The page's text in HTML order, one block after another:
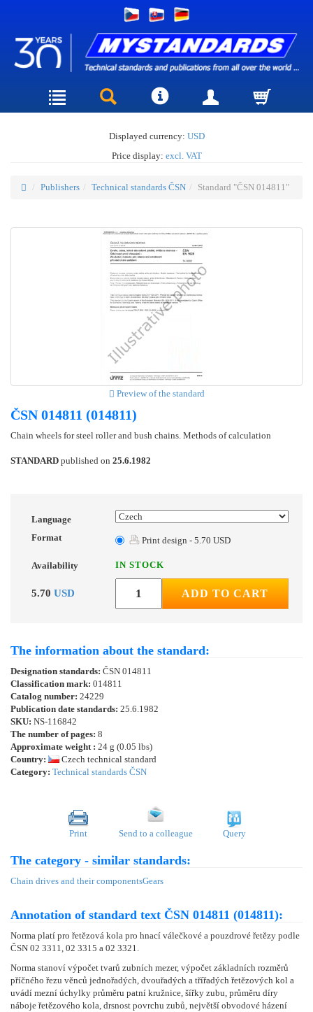
Displayed currency: USD
Price display: excl. VAT
Publishers Technical standards ČSN Standard "ČSN 014811"
Preview of the standard
ČSN 014811 (014811)
Chain wheels for steel roller and bush chains. Methods of calculation
STANDARD published on 25.6.1982
Language
Format
Print design - 5.70 USD
Availability IN STOCK
5.70 USD ADD TO CART
The information about the standard:
Designation standards: ČSN 014811
Classification mark: 014811
Catalog number: 24229
Publication date standards: 25.6.1982
SKU: NS-116842
The number of pages: 8
Approximate weight : 24 g (0.05 lbs)
Country:
Czech technical standard
Category: Technical standards ČSN
Print Send to a colleague Query
The category - similar standards:
Chain drives and their componentsGears
Annotation of standard text ČSN 014811 (014811):
Norma platí pro řetězová kola pro hnací válečkové a pouzdrové řetězy podle
ČSN 02 3311, 02 3315 a 02 3321.
Norma stanoví výpočet tvarů zubních mezer, výpočet základních rozměrů
příčného řezu věnců jednořadých, dvouřadých a třířadých řetězových kol a
uvádí mezní úchylky průměru patní kružnice, šířky zubu, průměru díry
náboje řetězového kola, drsnost povrchu zubů, největší obvodové házení